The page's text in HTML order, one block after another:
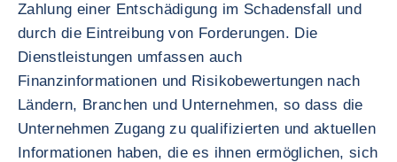
Zahlung einer Entschädigung im Schadensfall und
durch die Eintreibung von Forderungen. Die
Dienstleistungen umfassen auch
Finanzinformationen und Risikobewertungen nach
Ländern, Branchen und Unternehmen, so dass die
Unternehmen Zugang zu qualifizierten und aktuellen
Informationen haben, die es ihnen ermöglichen, sich